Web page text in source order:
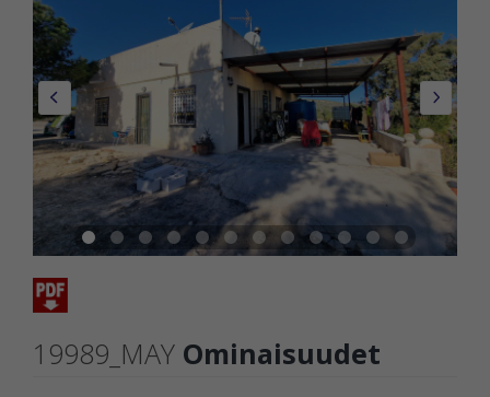
19989_MAY Ominaisuudet